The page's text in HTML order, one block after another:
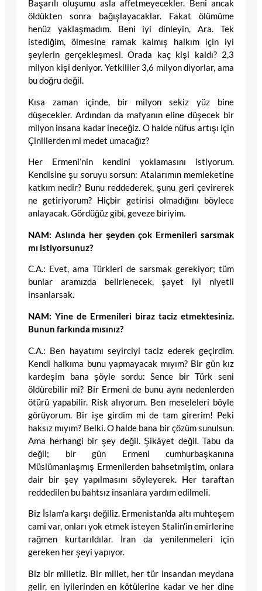
Başarılı oluşumu asla affetmeyecekler. Beni ancak
öldükten sonra bağışlayacaklar. Fakat ölümüme
henüz yaklaşmadım. Beni iyi dinleyin, Ara. Tek
istediğim, ölmesine ramak kalmış halkım için iyi
şeylerin gerçekleşmesi. Orada kaç kişi kaldı? 2,3
milyon kişi deniyor. Yetkililer 3,6 milyon diyorlar, ama
bu doğru değil.
Kısa zaman içinde, bir milyon sekiz yüz bine
düşecekler. Ardından da mafyanın eline düşecek bir
milyon insana kadar ineceğiz. O halde nüfus artışı için
Çinlilerden mi medet umacağız?
Her Ermeni’nin kendini yoklamasını istiyorum.
Kendisine şu soruyu sorsun: Atalarımın memleketine
katkım nedir? Bunu reddederek, şunu geri çevirerek
ne getiriyorum? Hiçbir getirisi olmadığını böylece
anlayacak. Gördüğüz gibi, geveze biriyim.
NAM: Aslında her şeyden çok Ermenileri sarsmak
mı istiyorsunuz?
C.A.: Evet, ama Türkleri de sarsmak gerekiyor; tüm
bunlar aramızda belirlenecek, şayet iyi niyetli
insanlarsak.
NAM: Yine de Ermenileri biraz taciz etmektesiniz.
Bunun farkında mısınız?
C.A.: Ben hayatımı seyirciyi taciz ederek geçirdim.
Kendi halkıma bunu yapmayacak mıyım? Bir gün kız
kardeşim bana şöyle sordu: Sence bir Türk seni
öldürebilir mi? Bir Ermeni de bunu aynı nedenlerden
ötürü yapabilir. Risk alıyorum. Ben meseleleri böyle
görüyorum. Bir işe girdim mi de tam girerim! Peki
haksız mıyım? Belki. O halde bana bir çözüm sunulsun.
Ama herhangi bir şey değil. Şikâyet değil. Tabu da
değil; bir gün Ermeni cumhurbaşkanına
Müslümanlaşmış Ermenilerden bahsetmiştim, onlara
dair bir şey yapılmasını söyleyerek. Her taraftan
reddedilen bu bahtsız insanlara yardım edilmeli.
Biz İslam’a karşı değiliz. Ermenistan’da altı muhteşem
cami var, onları yok etmek isteyen Stalin’in emirlerine
rağmen kurtarıldılar. İran da yenilenmeleri için
gereken her şeyi yapıyor.
Biz bir milletiz. Bir millet, her tür insandan meydana
gelir, en iyilerinden en kötülerine kadar ve her dine